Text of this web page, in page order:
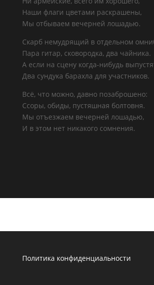
Наши флаги цветами раскрашены,
Мы отбываем вечерней лошадью.
Скарб немудрящий в отдельном
Пара гитар, сковородка, два чайника.
А если на сцену когда-нибудь
Два сундука барахла для участников.
Всё, что можно, давно позаброшено:
Ссоры, обиды, пустяшная болтовня.
Мы отъезжаем вечерней лошадью,
И в этом нет никакого сомнения.
Политика конфиденциальности